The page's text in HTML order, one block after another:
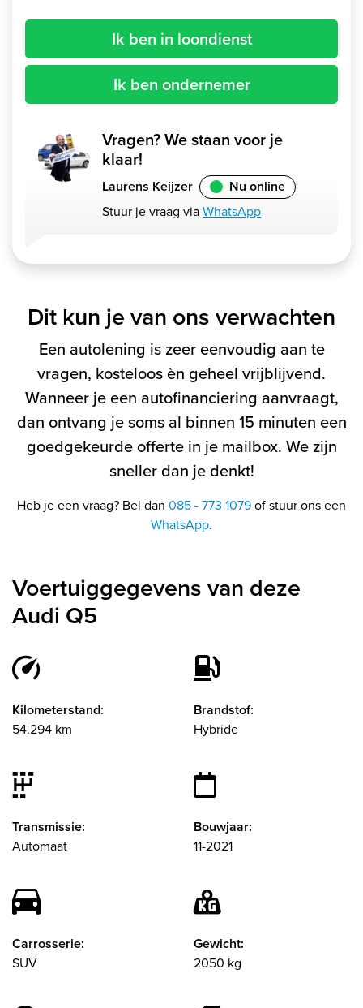
Ik ben in loondienst
Ik ben ondernemer
Vragen? We staan voor je
klaar!
Laurens Keijzer
Nu online
Stuur je vraag viaWhatsApp
Dit kun je van ons verwachten
Een autolening is zeer eenvoudig aan te
vragen, kosteloos èn geheel vrijblijvend.
Wanneer je een autofinanciering aanvraagt,
dan ontvang je soms al binnen 15 minuten een
goedgekeurde offerte in je mailbox. We zijn
sneller dan je denkt!
Heb je een vraag? Bel dan 085 - 773 1079of stuur ons een
WhatsApp.
Voertuiggegevens van deze
Audi Q5
Kilometerstand:
54.294 km
Brandstof:
Hybride
Transmissie:
Automaat
Bouwjaar:
11-2021
Carrosserie:
SUV
Gewicht:
2050 kg